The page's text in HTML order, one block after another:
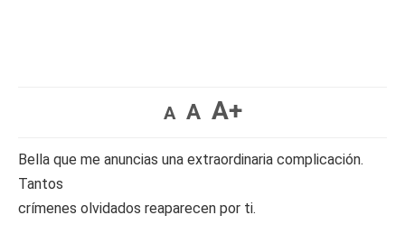
A A A+
Bella que me anuncias una extraordinaria complicación.
Tantos
crímenes olvidados reaparecen por ti.